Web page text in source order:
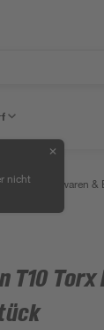
nicht
✕
/ Eisenwaren
T10